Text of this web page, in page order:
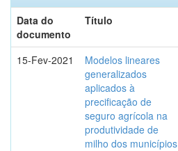
Data do
documento
Título
15-Fev-2021
Modelos lineares
generalizados
aplicados à
precificação de
seguro agrícola na
produtividade de
milho dos municípios